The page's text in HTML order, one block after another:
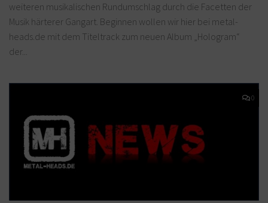
weiteren musikalischen Rundumschlag durch die Facetten der
Musik härterer Gangart. Beginnen wollen wir hier bei metal-
heads.de mit dem Titeltrack zum neuen Album „Hologram“
der...
0